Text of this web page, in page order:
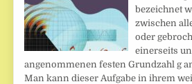
bezeichnet
zwischen
oder
einerseits
angenommenen festen Grundzahl g
Man kann dieser Aufgabe in ihrem